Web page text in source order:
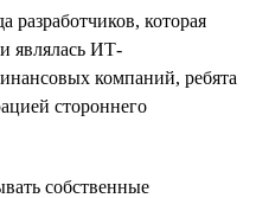
разработчиков, которая
являлась ИТ-
компаний, ребята
стороннего
собственные